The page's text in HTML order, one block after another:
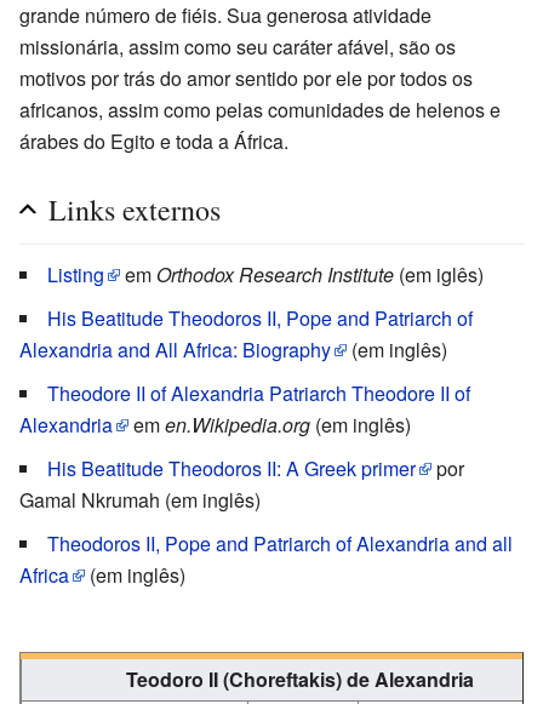
grande número de fiéis. Sua generosa atividade
missionária, assim como seu caráter afável, são os
motivos por trás do amor sentido por ele por todos os
africanos, assim como pelas comunidades de helenos e
árabes do Egito e toda a África.
Links externos
Listing em Orthodox Research Institute (em iglês)
His Beatitude Theodoros II, Pope and Patriarch of
Alexandria and All Africa: Biography
(em inglês)
Theodore II of Alexandria Patriarch Theodore II of
Alexandria
emen.Wikipedia.org (em inglês)
His Beatitude Theodoros II: A Greek primer
por
Gamal Nkrumah (em inglês)
Theodoros II, Pope and Patriarch of Alexandria and all
Africa
(em inglês)
Teodoro II (Choreftakis) de Alexandria